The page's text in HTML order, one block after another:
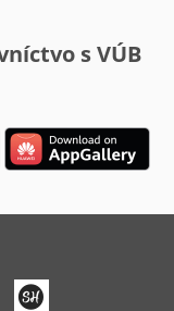
s VÚB